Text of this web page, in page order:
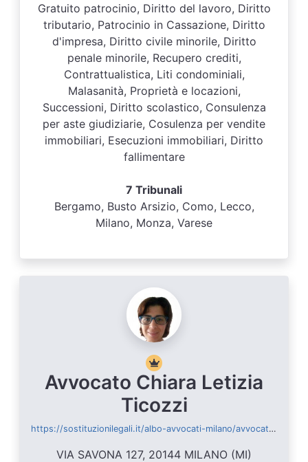
Gratuito patrocinio, Diritto del lavoro, Diritto
tributario, Patrocinio in Cassazione, Diritto
d'impresa, Diritto civile minorile, Diritto
penale minorile, Recupero crediti,
Contrattualistica, Liti condominiali,
Malasanità, Proprietà e locazioni,
Successioni, Diritto scolastico, Consulenza
per aste giudiziarie, Cosulenza per vendite
immobiliari, Esecuzioni immobiliari, Diritto
fallimentare
7 Tribunali
Bergamo, Busto Arsizio, Como, Lecco,
Milano, Monza, Varese
Avvocato Chiara Letizia
Ticozzi
https://sostituzionilegali.it/albo-avvocati-milano/avvocato-chiara-letizia-ticozzi/profilo-avvocato/4515
VIA SAVONA 127, 20144 MILANO (MI)